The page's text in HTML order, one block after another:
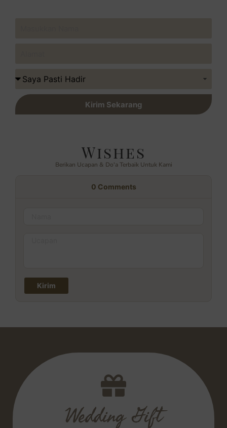
Kirim Sekarang
Wishes
Berikan Ucapan & Do'a Terbaik Untuk Kami
0 Comments
Wedding Gift